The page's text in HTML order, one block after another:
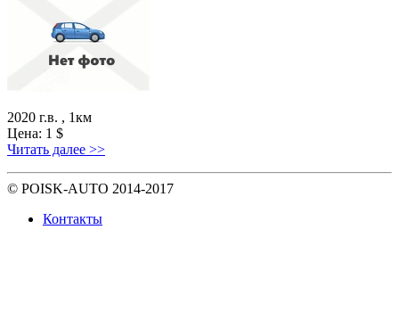
2020 г.в. , 1км
Цена: 1 $
Читать далее >>
© POISK-AUTO 2014-2017
Контакты